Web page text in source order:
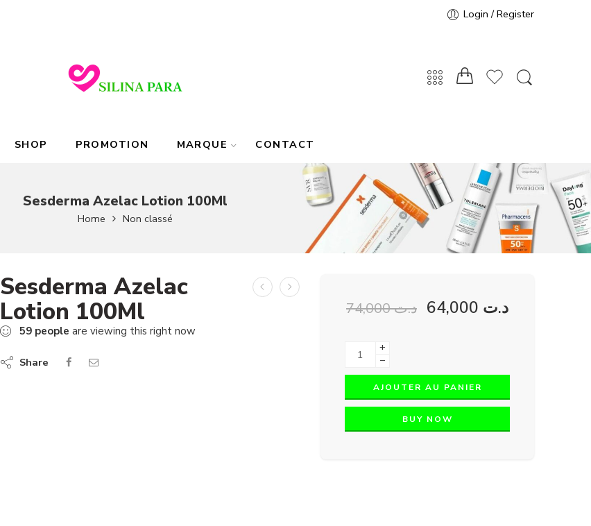
Login / Register
SHOP PROMOTION MARQUE CONTACT
Sesderma Azelac Lotion 100Ml
Home Non classé
Sesderma Azelac
Lotion 100Ml
59 people are viewing this right now
Share
د.ت74,000 د.ت
+
−
AJOUTER AU PANIER
BUY NOW